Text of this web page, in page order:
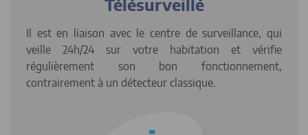
Télésurveillé
Il est en liaison avec le centre de surveillance, qui
veille 24h/24 sur votre habitation et vérifie
régulièrement son bon fonctionnement,
contrairement à un détecteur classique.